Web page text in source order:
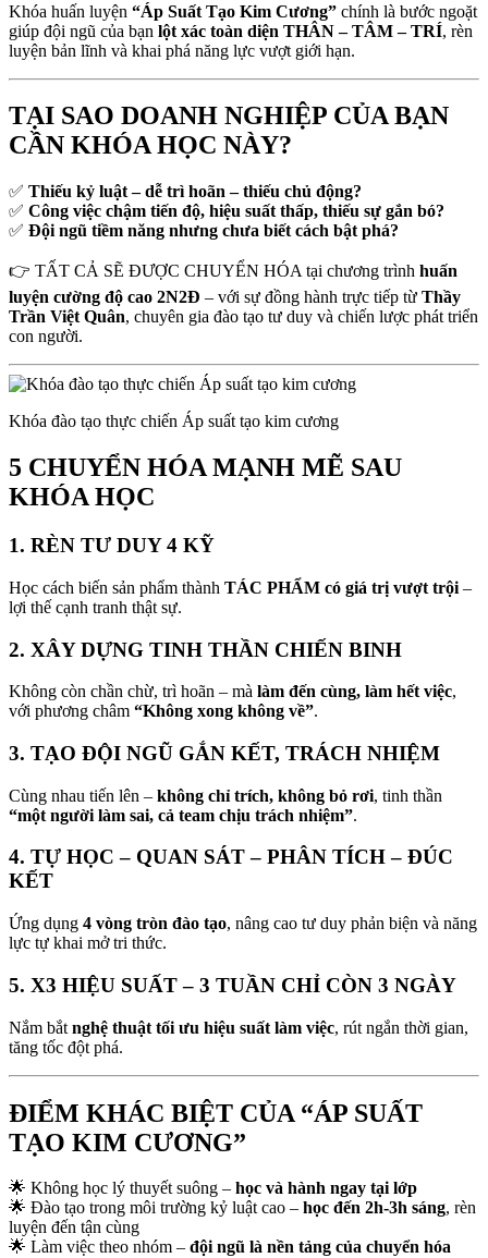
Khóa huấn luyện “Áp Suất Tạo Kim Cương” chính là bước ngoặt
giúp đội ngũ của bạn lột xác toàn diện THÂN – TÂM – TRÍ, rèn
luyện bản lĩnh và khai phá năng lực vượt giới hạn.
TẠI SAO DOANH NGHIỆP CỦA BẠN
CẦN KHÓA HỌC NÀY?
✅ Thiếu kỷ luật – dễ trì hoãn – thiếu chủ động?
✅ Công việc chậm tiến độ, hiệu suất thấp, thiếu sự gắn bó?
✅ Đội ngũ tiềm năng nhưng chưa biết cách bật phá?
👉 TẤT CẢ SẼ ĐƯỢC CHUYỂN HÓA tại chương trình huấn
luyện cường độ cao 2N2Đ – với sự đồng hành trực tiếp từ Thầy
Trần Việt Quân, chuyên gia đào tạo tư duy và chiến lược phát triển
con người.
Khóa đào tạo thực chiến Áp suất tạo kim cương
5 CHUYỂN HÓA MẠNH MẼ SAU
KHÓA HỌC
1. RÈN TƯ DUY 4 KỸ
Học cách biến sản phẩm thành TÁC PHẨM có giá trị vượt trội –
lợi thế cạnh tranh thật sự.
2. XÂY DỰNG TINH THẦN CHIẾN BINH
Không còn chần chừ, trì hoãn – mà làm đến cùng, làm hết việc,
với phương châm “Không xong không về”.
3. TẠO ĐỘI NGŨ GẮN KẾT, TRÁCH NHIỆM
Cùng nhau tiến lên – không chỉ trích, không bỏ rơi, tinh thần
“một người làm sai, cả team chịu trách nhiệm”.
4. TỰ HỌC – QUAN SÁT – PHÂN TÍCH – ĐÚC
KẾT
Ứng dụng 4 vòng tròn đào tạo, nâng cao tư duy phản biện và năng
lực tự khai mở tri thức.
5. X3 HIỆU SUẤT – 3 TUẦN CHỈ CÒN 3 NGÀY
Nắm bắt nghệ thuật tối ưu hiệu suất làm việc, rút ngắn thời gian,
tăng tốc đột phá.
ĐIỂM KHÁC BIỆT CỦA “ÁP SUẤT
TẠO KIM CƯƠNG”
🌟 Không học lý thuyết suông – học và hành ngay tại lớp
🌟 Đào tạo trong môi trường kỷ luật cao – học đến 2h-3h sáng, rèn
luyện đến tận cùng
🌟 Làm việc theo nhóm – đội ngũ là nền tảng của chuyển hóa